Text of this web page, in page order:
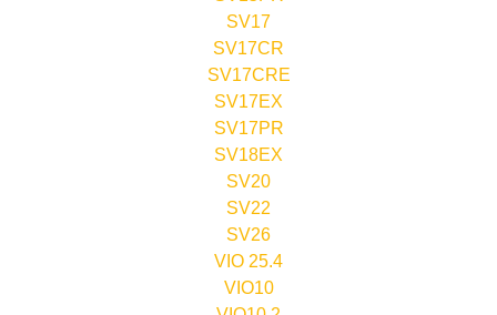
SV17
SV17CR
SV17CRE
SV17EX
SV17PR
SV18EX
SV20
SV22
SV26
VIO 25.4
VIO10